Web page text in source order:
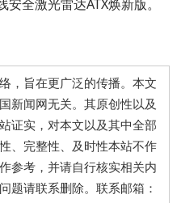
全激光雷达ATX焕新版。
旨在更广泛的传播。本文
新闻网无关。其原创性以及
证实，对本文以及其中全部
、完整性、及时性本站不作
参考，并请自行核实相关内
题请联系删除。联系邮箱：